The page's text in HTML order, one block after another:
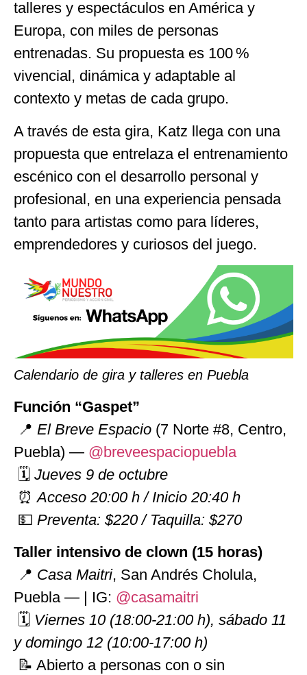
talleres y espectáculos en América y
Europa, con miles de personas
entrenadas. Su propuesta es 100 %
vivencial, dinámica y adaptable al
contexto y metas de cada grupo.
A través de esta gira, Katz llega con una
propuesta que entrelaza el entrenamiento
escénico con el desarrollo personal y
profesional, en una experiencia pensada
tanto para artistas como para líderes,
emprendedores y curiosos del juego.
Calendario de gira y talleres en Puebla
Función “Gaspet”
📍 El Breve Espacio (7 Norte #8, Centro,
Puebla) — @breveespaciopuebla
🗓 Jueves 9 de octubre
⏰Acceso 20:00 h / Inicio 20:40 h
💵 Preventa: $220 / Taquilla: $270
Taller intensivo de clown (15 horas)
📍 Casa Maitri, San Andrés Cholula,
Puebla — | IG: @casamaitri
🗓 Viernes 10 (18:00‑21:00 h), sábado 11
y domingo 12 (10:00‑17:00 h)
📝 Abierto a personas con o sin